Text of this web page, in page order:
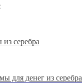
серебра
для денег из серебра